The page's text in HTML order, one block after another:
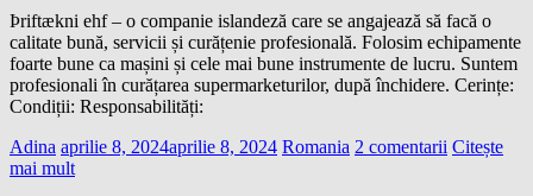
Þriftækni ehf – o companie islandeză care se angajează să facă o
calitate bună, servicii și curățenie profesională. Folosim echipamente
foarte bune ca mașini și cele mai bune instrumente de lucru. Suntem
profesionali în curățarea supermarketurilor, după închidere. Cerințe:
Condiții: Responsabilități:
Adina aprilie 8, 2024aprilie 8, 2024 Romania 2 comentarii Citește
mai mult